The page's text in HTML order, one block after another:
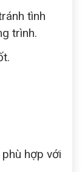
tình
trình.
hợp với